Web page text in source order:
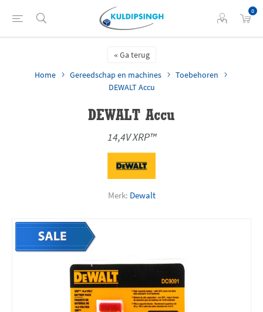
0
Ga terug
Home
Gereedschap en machines
Toebehoren
DEWALT Accu
DEWALT Accu
14,4V XRP™
Merk: Dewalt